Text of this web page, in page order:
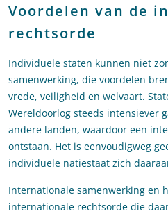
Voordelen van de
rechtsorde
Individuele staten kunnen niet
samenwerking, die voordelen
vrede, veiligheid en welvaart.
Wereldoorlog steeds intensiever
andere landen, waardoor een
ontstaan. Het is eenvoudigweg
individuele natiestaat zich
Internationale samenwerking en
internationale rechtsorde die